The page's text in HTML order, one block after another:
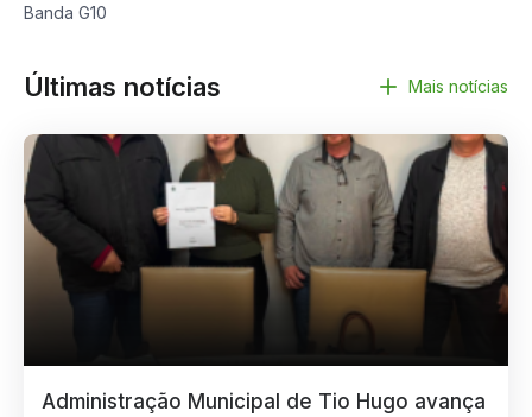
Banda G10
Últimas notícias Mais notícias
Administração Municipal de Tio Hugo avança